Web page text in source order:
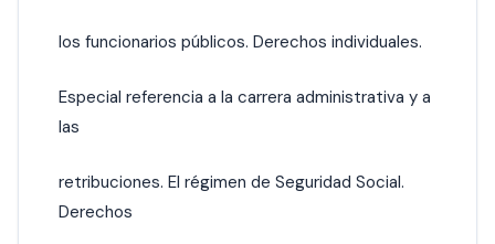
los funcionarios públicos. Derechos individuales.
Especial referencia a la carrera administrativa y a
las
retribuciones. El régimen de Seguridad Social.
Derechos